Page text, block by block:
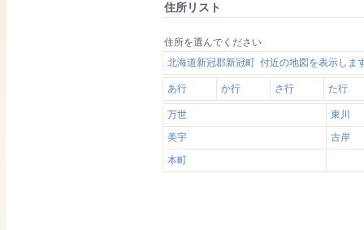
住所リスト
住所を選んでください
北海道新冠郡新冠町 付近の地図を表示しま
あ行 か行 さ行 た行
万世
東川
美宇
古岸
本町